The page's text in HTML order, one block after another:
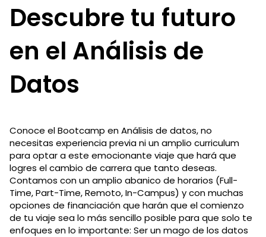
Descubre tu futuro
en el Análisis de
Datos
Conoce el Bootcamp en Análisis de datos, no
necesitas experiencia previa ni un amplio curriculum
para optar a este emocionante viaje que hará que
logres el cambio de carrera que tanto deseas.
Contamos con un amplio abanico de horarios (Full-
Time, Part-Time, Remoto, In-Campus) y con muchas
opciones de financiación que harán que el comienzo
de tu viaje sea lo más sencillo posible para que solo te
enfoques en lo importante: Ser un mago de los datos